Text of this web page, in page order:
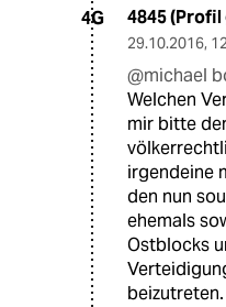
4G 4845
29.10.2016,
@michael
Welchen
mir bitte
irgendeine
den nun
ehemals
Ostblocks
beizutreten.